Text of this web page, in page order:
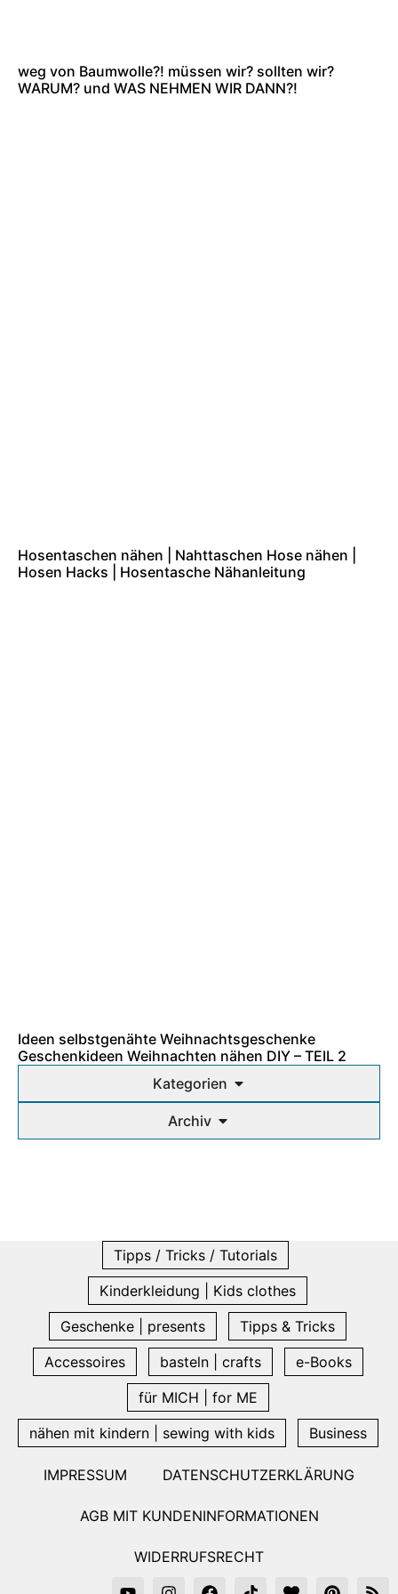
weg von Baumwolle?! müssen wir? sollten wir?
WARUM? und WAS NEHMEN WIR DANN?!
Hosentaschen nähen | Nahttaschen Hose nähen |
Hosen Hacks | Hosentasche Nähanleitung
Ideen selbstgenähte Weihnachtsgeschenke
Geschenkideen Weihnachten nähen DIY – TEIL 2
Kategorien
Archiv
Tipps / Tricks / Tutorials
Kinderkleidung | Kids clothes
Geschenke | presents
Tipps & Tricks
Accessoires
basteln | crafts
e-Books
für MICH | for ME
nähen mit kindern | sewing with kids
Business
IMPRESSUM DATENSCHUTZERKLÄRUNG
AGB MIT KUNDENINFORMATIONEN
WIDERRUFSRECHT